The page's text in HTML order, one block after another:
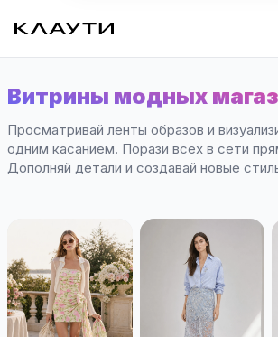
Витрины модных
Просматривай ленты образов и
одним касанием. Порази всех в сети
Дополняй детали и создавай новые